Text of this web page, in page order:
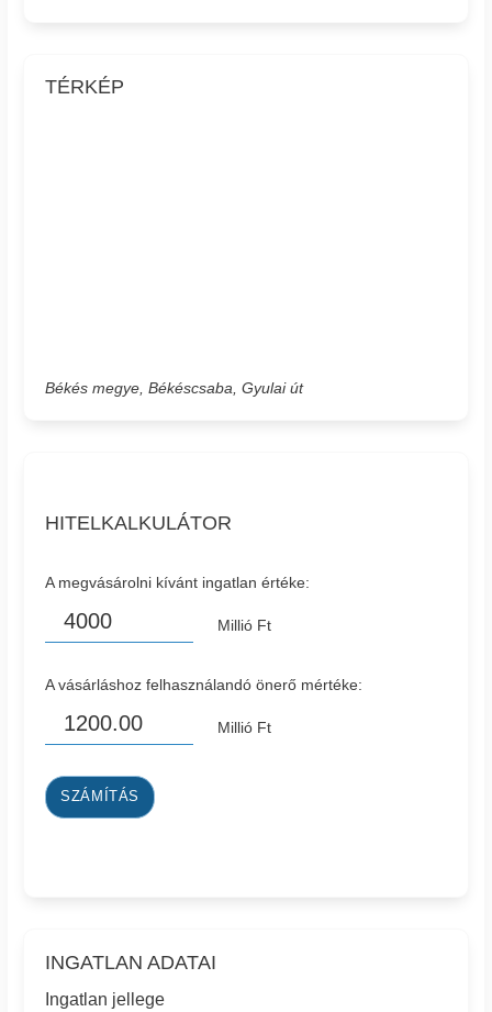
TÉRKÉP
Békés megye, Békéscsaba, Gyulai út
HITELKALKULÁTOR
A megvásárolni kívánt ingatlan értéke:
Millió Ft
A vásárláshoz felhasználandó önerő mértéke:
Millió Ft
SZÁMÍTÁS
INGATLAN ADATAI
Ingatlan jellege